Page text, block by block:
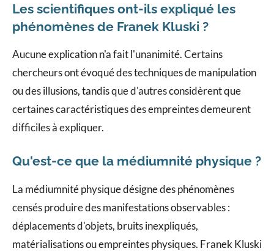
Les scientifiques ont-ils expliqué les
phénomènes de Franek Kluski ?
Aucune explication n'a fait l'unanimité. Certains
chercheurs ont évoqué des techniques de manipulation
ou des illusions, tandis que d'autres considèrent que
certaines caractéristiques des empreintes demeurent
difficiles à expliquer.
Qu'est-ce que la médiumnité physique ?
La médiumnité physique désigne des phénomènes
censés produire des manifestations observables :
déplacements d'objets, bruits inexpliqués,
matérialisations ou empreintes physiques. Franek Kluski